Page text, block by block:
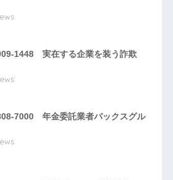
1448 実在する企業を装う詐欺
7000 年金委託業者バックスグル